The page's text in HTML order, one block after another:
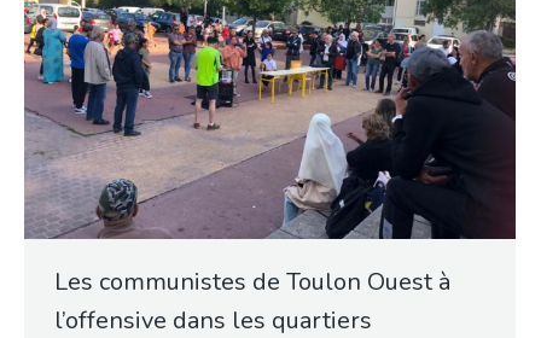
Les communistes de Toulon Ouest à
l’offensive dans les quartiers